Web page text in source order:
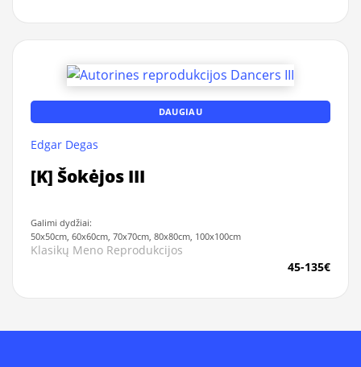
DAUGIAU
Edgar Degas
[K] Šokėjos III
Galimi dydžiai:
50x50cm, 60x60cm, 70x70cm, 80x80cm, 100x100cm
Klasikų Meno Reprodukcijos
45-135€